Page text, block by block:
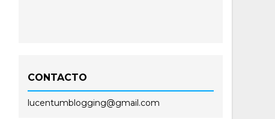
CONTACTO
lucentumblogging@gmail.com